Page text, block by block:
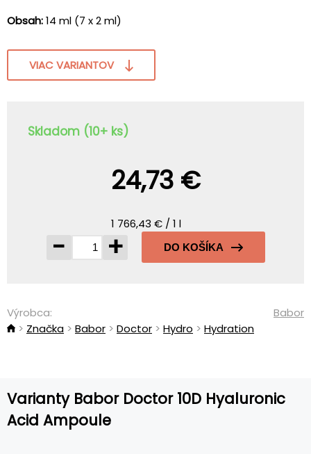
Obsah:14 ml (7 x 2 ml)
VIAC VARIANTOV
Skladom (10+ ks)
24,73 €
1 766,43 € / 1 l
- + DO KOŠÍKA
Výrobca:
Babor
Značka
Babor Doctor Hydro Hydration
Varianty Babor Doctor 10D Hyaluronic
Acid Ampoule